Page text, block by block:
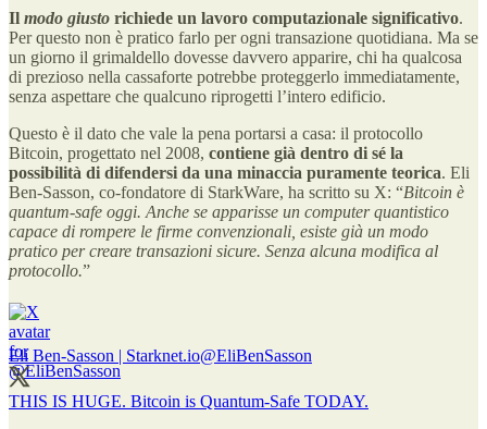
Il modo giusto richiede un lavoro computazionale significativo.
Per questo non è pratico farlo per ogni transazione quotidiana. Ma se
un giorno il grimaldello dovesse davvero apparire, chi ha qualcosa
di prezioso nella cassaforte potrebbe proteggerlo immediatamente,
senza aspettare che qualcuno riprogetti l’intero edificio.
Questo è il dato che vale la pena portarsi a casa: il protocollo
Bitcoin, progettato nel 2008, contiene già dentro di sé la
possibilità di difendersi da una minaccia puramente teorica. Eli
Ben-Sasson, co-fondatore di StarkWare, ha scritto su X: “Bitcoin è
quantum-safe oggi. Anche se apparisse un computer quantistico
capace di rompere le firme convenzionali, esiste già un modo
pratico per creare transazioni sicure. Senza alcuna modifica al
protocollo.”
Eli Ben-Sasson | Starknet.io@EliBenSasson
THIS IS HUGE. Bitcoin is Quantum-Safe TODAY.